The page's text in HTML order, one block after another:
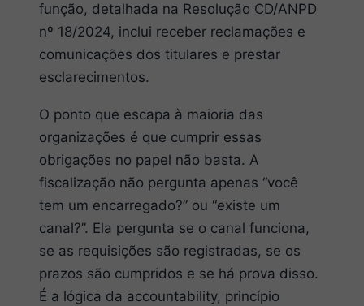
função, detalhada na Resolução CD/ANPD
nº 18/2024, inclui receber reclamações e
comunicações dos titulares e prestar
esclarecimentos.
O ponto que escapa à maioria das
organizações é que cumprir essas
obrigações no papel não basta. A
fiscalização não pergunta apenas “você
tem um encarregado?” ou “existe um
canal?”. Ela pergunta se o canal funciona,
se as requisições são registradas, se os
prazos são cumpridos e se há prova disso.
É a lógica da accountability, princípio